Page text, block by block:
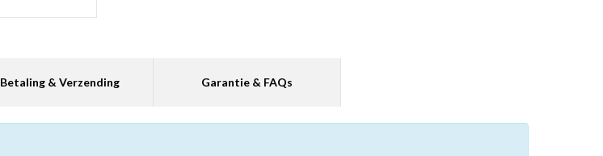
Betaling & Verzending Garantie & FAQs